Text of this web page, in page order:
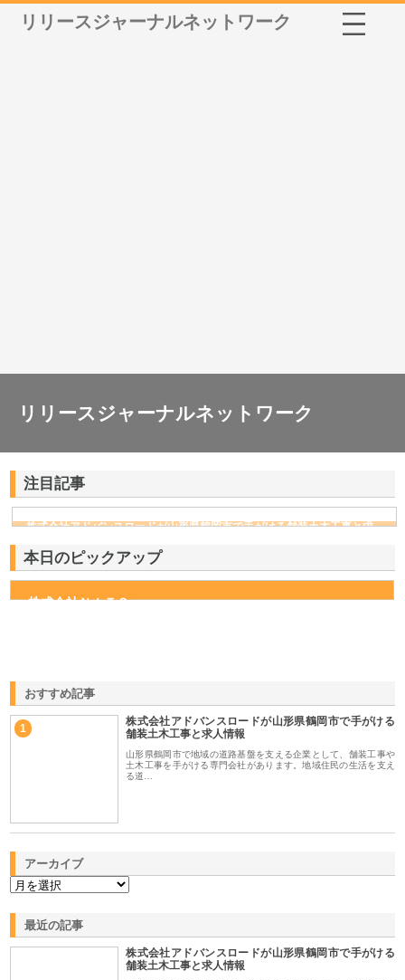
リリースジャーナルネットワーク
リリースジャーナルネットワーク
注目記事
株式会社アドバンスロードが山形県鶴岡市で手がける舗装土木工事と求
本日のピックアップ
株式会社ＮＩＴＳ
おすすめ記事
1
株式会社アドバンスロードが山形県鶴岡市で手がける
舗装土木工事と求人情報
山形県鶴岡市で地域の道路基盤を支える企業として、舗装工事や
土木工事を手がける専門会社があります。地域住民の生活を支え
る道…
アーカイブ
最近の記事
株式会社アドバンスロードが山形県鶴岡市で手がける
舗装土木工事と求人情報